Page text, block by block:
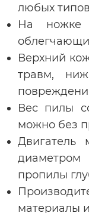
любых
На ножке
Верхний
травм,
Вес пилы
можно без
пропилы
материалы